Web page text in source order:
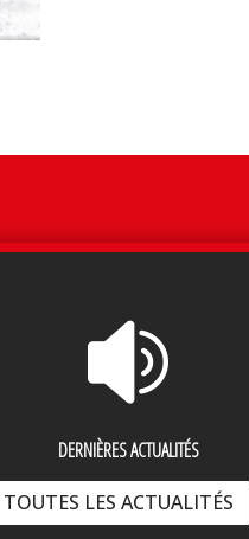

DERNIÈRES ACTUALITÉS
TOUTES LES ACTUALITÉS